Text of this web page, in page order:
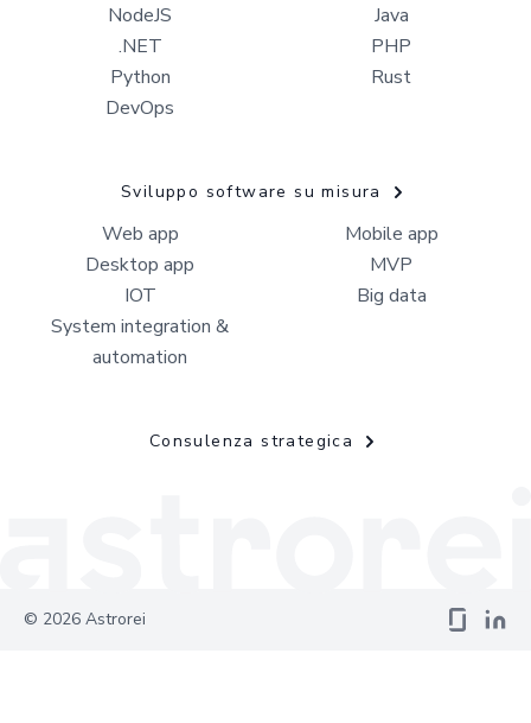
NodeJS
Java
.NET
PHP
Python
Rust
DevOps
Sviluppo software su misura
Web app
Mobile app
Desktop app
MVP
IOT
Big data
System integration &
automation
Consulenza strategica
© 2026 Astrorei